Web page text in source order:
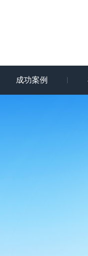
成功案例